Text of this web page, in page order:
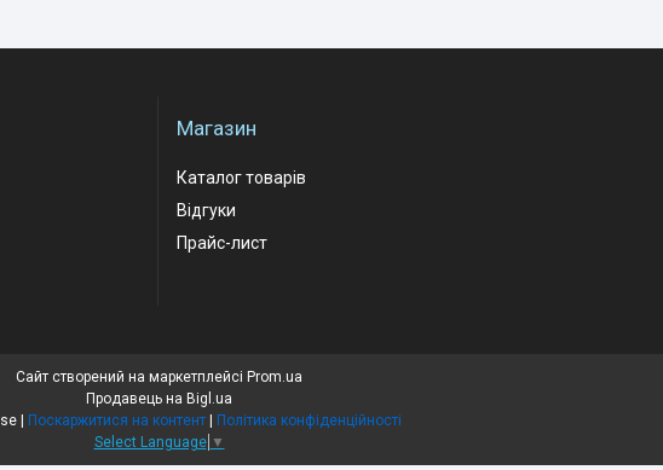
Магазин
Каталог товарів
Відгуки
Прайс-лист
Сайт створений на маркетплейсі Prom.ua
Продавець на Bigl.ua
Krepezh-House | Поскаржитися на контент | Політика конфіденційності
Select Language ▼